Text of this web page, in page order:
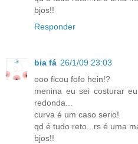
bjos!!
Responder
bia fá 26/1/09 23:03
ooo ficou fofo hein!?
menina eu sei costurar
redonda...
curva é um caso serio!
qd é tudo reto...rs é uma
bjos!!